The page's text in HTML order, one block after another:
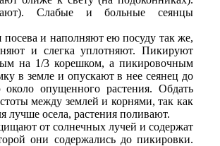
Слабые и больные сеянцы
и наполняют ею посуду так же,
и слегка уплотняют. Пикируют
на 1/3 корешком, а пикировочным
в земле и опускают в нее сеянец до
опущенного растения. Обдать
между землей и корнями, так как
лучше осела, растения поливают.
от солнечных лучей и содержат
они содержались до пикировки.